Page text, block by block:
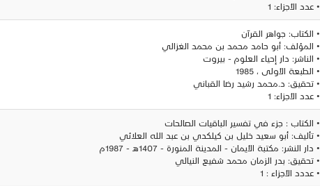
• عدد الأجزاء: 1
• الكتاب: جواهر القرآن
• المؤلف: أبو حامد محمد بن محمد الغزالي
• الناشر: دار إحياء العلوم - بيروت
• الطبعة الأولى ، 1985
• تحقيق: د.محمد رشيد رضا القباني
• عدد الأجزاء: 1
• الكتاب : جزء في تفسير الباقيات الصالحات
• تأليف: أبو سعيد خليل بن كيلكدي بن عبد الله العلائي
• دار النشر: مكتبة الأيمان - المدينة المنورة - 1407هـ - 1987م
• تحقيق: بدر الزمان محمد شفيع النيالي
• عددد الأجزاء : 1